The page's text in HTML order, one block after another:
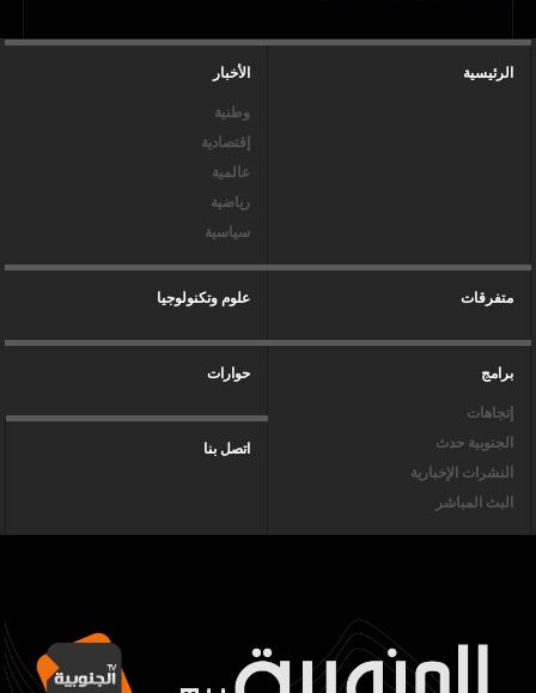
الرئيسية الأخبار
وطنية
إقتصادية
عالمية
رياضية
سياسية
متفرقات علوم وتكنولوجيا
برامج
إتجاهات
الجنوبية حدث
النشرات الإخبارية
البث المباشر
حوارات
اتصل بنا